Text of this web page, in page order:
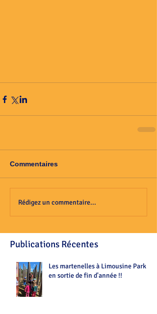
Commentaires
Rédigez un commentaire...
Publications Récentes
Les martenelles à Limousine Park
en sortie de fin d'année !!